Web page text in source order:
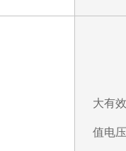
大有效
值电压